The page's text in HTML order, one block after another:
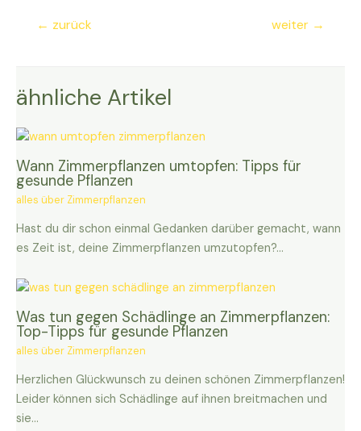
Beitragsnavigation
← zurück weiter →
ähnliche Artikel
Wann Zimmerpflanzen umtopfen: Tipps für
gesunde Pflanzen
alles über Zimmerpflanzen
Hast du dir schon einmal Gedanken darüber gemacht, wann
es Zeit ist, deine Zimmerpflanzen umzutopfen?…
Was tun gegen Schädlinge an Zimmerpflanzen:
Top-Tipps für gesunde Pflanzen
alles über Zimmerpflanzen
Herzlichen Glückwunsch zu deinen schönen Zimmerpflanzen!
Leider können sich Schädlinge auf ihnen breitmachen und
sie…